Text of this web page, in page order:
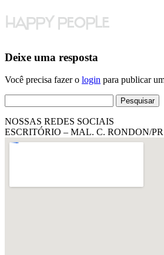
Deixe uma resposta
Você precisa fazer o login para publicar
por:
NOSSAS REDES SOCIAIS
ESCRITÓRIO – MAL. C. RONDON/PR